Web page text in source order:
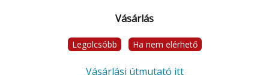
Vásárlás
Legolcsóbb Ha nem elérhető
Vásárlási útmutató itt